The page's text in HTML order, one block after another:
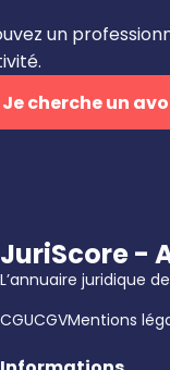
un
Je cherche un
JuriScore -
L’annuaire juridique
CGUCGVMentions